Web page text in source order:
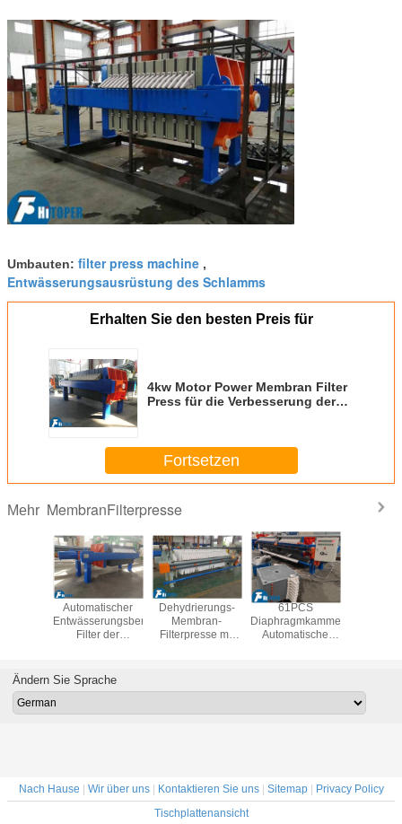
Umbauten: filter press machine ,
Entwässerungsausrüstung des Schlamms
Erhalten Sie den besten Preis für
4kw Motor Power Membran Filter
Press für die Verbesserung der
Fortsetzen
Mehr MembranFilterpresse
4000w
Automatischer
Entwässerungsbereichs-
Filter der
30m2 für
Lebensmittelindustrie-
Dehydrierungs-
Membran-
Filterpresse mit
Reduzierung
61PCS
Diaphragmkammerplatte
Automatische
Fleischlinie
Ändern Sie Sprache
Nach Hause Wir über uns| Kontaktieren Sie uns| Sitemap|
Privacy Policy
Tischplattenansicht